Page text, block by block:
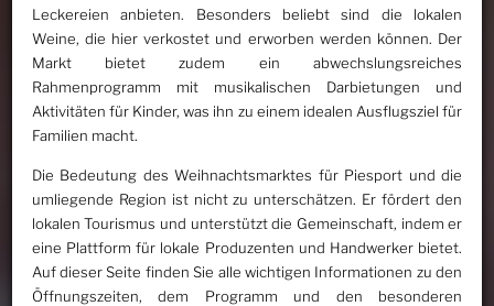
Leckereien anbieten. Besonders beliebt sind die lokalen
Weine, die hier verkostet und erworben werden können. Der
Markt bietet zudem ein abwechslungsreiches
Rahmenprogramm mit musikalischen Darbietungen und
Aktivitäten für Kinder, was ihn zu einem idealen Ausflugsziel für
Familien macht.
Die Bedeutung des Weihnachtsmarktes für Piesport und die
umliegende Region ist nicht zu unterschätzen. Er fördert den
lokalen Tourismus und unterstützt die Gemeinschaft, indem er
eine Plattform für lokale Produzenten und Handwerker bietet.
Auf dieser Seite finden Sie alle wichtigen Informationen zu den
Öffnungszeiten, dem Programm und den besonderen